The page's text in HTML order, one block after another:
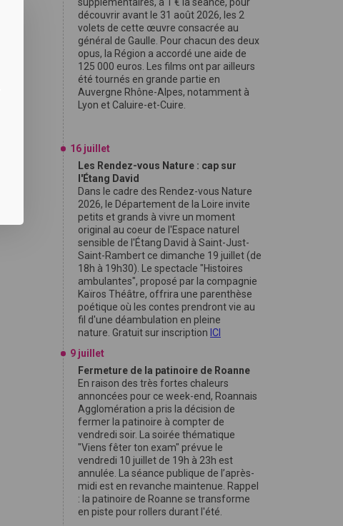
découvrir avant le 31 août 2026, les 2
volets de cette œuvre consacrée au
général de Gaulle. Pour chacun des deux
opus, la Région a accordé une aide de
125 000 euros. Les films ont par ailleurs
été tournés en grande partie en
Auvergne Rhône-Alpes, notamment à
Lyon et Caluire-et-Cuire.
16 juillet
Les Rendez-vous Nature : cap sur
l'Étang David
Dans le cadre des Rendez-vous Nature
2026, le Département de la Loire invite
petits et grands à vivre un moment
original au coeur de l'Espace naturel
sensible de l'Étang David à Saint-Just-
Saint-Rambert ce dimanche 19 juillet (de
18h à 19h30). Le spectacle "Histoires
ambulantes", proposé par la compagnie
Kaïros Théâtre, offrira une parenthèse
poétique où les contes prendront vie au
fil d'une déambulation en pleine
nature. Gratuit sur inscription ICI
9 juillet
Fermeture de la patinoire de Roanne
En raison des très fortes chaleurs
annoncées pour ce week-end, Roannais
Agglomération a pris la décision de
fermer la patinoire à compter de
vendredi soir. La soirée thématique
"Viens fêter ton exam" prévue le
vendredi 10 juillet de 19h à 23h est
annulée. La séance publique de l’après-
midi est en revanche maintenue. Rappel
: la patinoire de Roanne se transforme
en piste pour rollers durant l'été.